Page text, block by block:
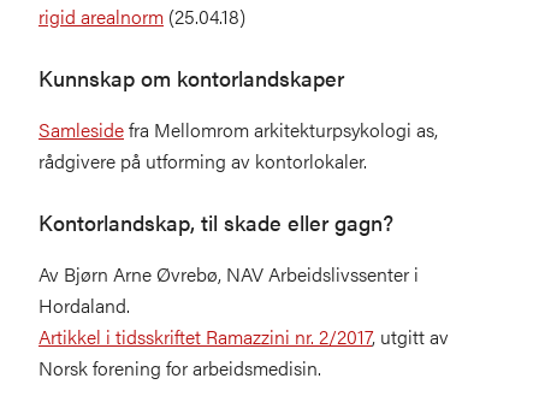
rigid arealnorm (25.04.18)
Kunnskap om kontorlandskaper
Samlesidefra Mellomrom arkitekturpsykologi as,
rådgivere på utforming av kontorlokaler.
Kontorlandskap, til skade eller gagn?
Av Bjørn Arne Øvrebø, NAV Arbeidslivssenter i
Hordaland.
Artikkel i tidsskriftet Ramazzini nr. 2/2017, utgitt av
Norsk forening for arbeidsmedisin.